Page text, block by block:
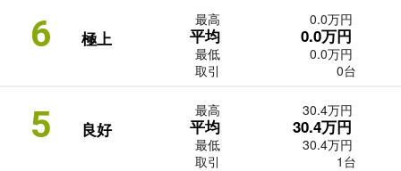
6 極上
最高
平均
最低
取引
0.0万円
0.0万円
0.0万円
0台
5 良好
最高
平均
最低
取引
30.4万円
30.4万円
30.4万円
1台